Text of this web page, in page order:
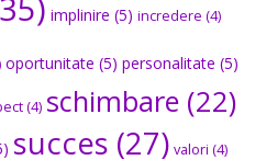
implinire (5) incredere (4)
oportunitate (5) personalitate (5)
(4) schimbare (22)
succes (27) valori (4)